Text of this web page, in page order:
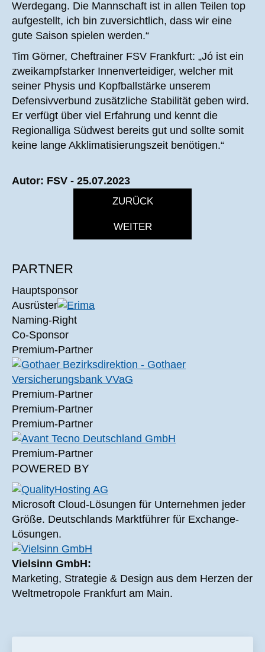
Werdegang. Die Mannschaft ist in allen Teilen top
aufgestellt, ich bin zuversichtlich, dass wir eine
gute Saison spielen werden.“
Tim Görner, Cheftrainer FSV Frankfurt: „Jó ist ein
zweikampfstarker Innenverteidiger, welcher mit
seiner Physis und Kopfballstärke unserem
Defensivverbund zusätzliche Stabilität geben wird.
Er verfügt über viel Erfahrung und kennt die
Regionalliga Südwest bereits gut und sollte somit
keine lange Akklimatisierungszeit benötigen.“
Autor: FSV - 25.07.2023
ZURÜCK
WEITER
PARTNER
Hauptsponsor
Ausrüster
Naming-Right
Co-Sponsor
Premium-Partner
Premium-Partner
Premium-Partner
Premium-Partner
Premium-Partner
POWERED BY
Microsoft Cloud-Lösungen für Unternehmen jeder
Größe. Deutschlands Marktführer für Exchange-
Lösungen.
Vielsinn GmbH:
Marketing, Strategie & Design aus dem Herzen der
Weltmetropole Frankfurt am Main.